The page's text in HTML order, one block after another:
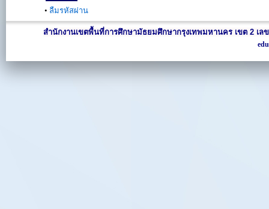
• ลืมรหัสผ่าน
สำนักงานเขตพื้นที่การศึกษามัธยมศึกษากรุงเทพมหานคร เขต 2 เล